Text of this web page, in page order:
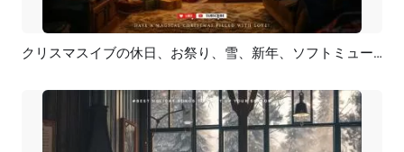
プレビュー AI再生成 クリスマスイブの休日、お祭り、雪、新年、ソフトミュージックのプレイリスト、YouTubeチャンネルの紹介